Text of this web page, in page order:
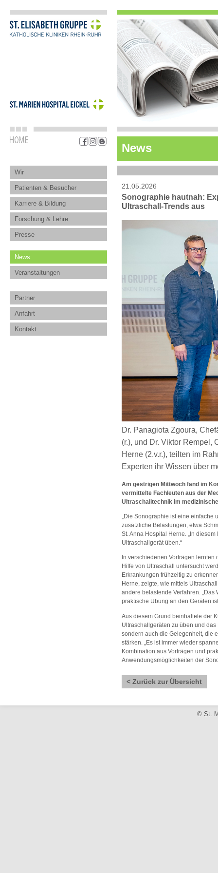
News
Wir
Patienten & Besucher
Karriere & Bildung
Forschung & Lehre
Presse
News
Veranstaltungen
Partner
Anfahrt
Kontakt
21.05.2026
Sonographie hautnah:
Ultraschall-Trends aus
Dr. Panagiota Zgoura,
(r.), und Dr. Viktor Rempel,
Herne (2.v.r.), teilten im
Experten ihr Wissen über
Am gestrigen Mittwoch fand im
vermittelte Fachleuten aus der
Ultraschalltechnik im
„Die Sonographie ist eine einfache
zusätzliche Belastungen, etwa
St. Anna Hospital Herne. „In
Ultraschallgerät üben.“
In verschiedenen Vorträgen
Hilfe von Ultraschall untersucht
Erkrankungen frühzeitig zu
Herne, zeigte, wie mittels
andere belastende Verfahren. „Das
praktische Übung an den Geräten
Aus diesem Grund beinhaltete der
Ultraschallgeräten zu üben und
sondern auch die Gelegenheit, die
stärken. „Es ist immer wieder
Kombination aus Vorträgen und
Anwendungsmöglichkeiten der
< Zurück zur Übersicht
© St.